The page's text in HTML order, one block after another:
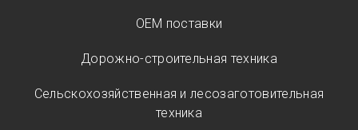
ОЕМ поставки
Дорожно-строительная техника
Сельскохозяйственная и лесозаготовительная
техника